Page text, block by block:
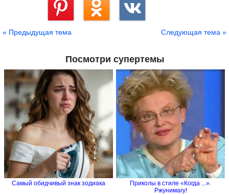
« Предыдущая тема Следующая тема »
Посмотри супертемы
Самый обидчивый знак зодиака
Приколы в стиле «Когда ...».
Ржунимагу!